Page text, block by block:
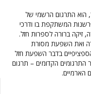
הוא התרגום הרשמי של
המשתקפת בו ודרכי
זיקה ברורה לספרות חזל.
ואת השפעת מסורת
בדבר השפעת חזל
הקדומים – תרגום
הארמיים.